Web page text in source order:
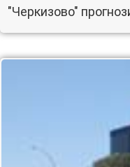
"Черкизово"